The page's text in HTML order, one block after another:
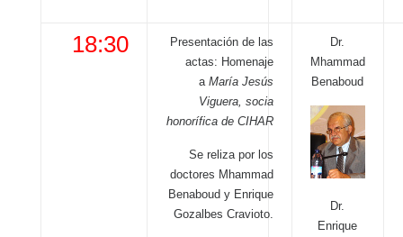
18:30
Presentación de las
actas: Homenaje
a María Jesús
Viguera, socia
honorífica de CIHAR
Se reliza por los
doctores Mhammad
Benaboud y Enrique
Gozalbes Cravioto.
Dr.
Mhammad
Benaboud
Dr.
Enrique